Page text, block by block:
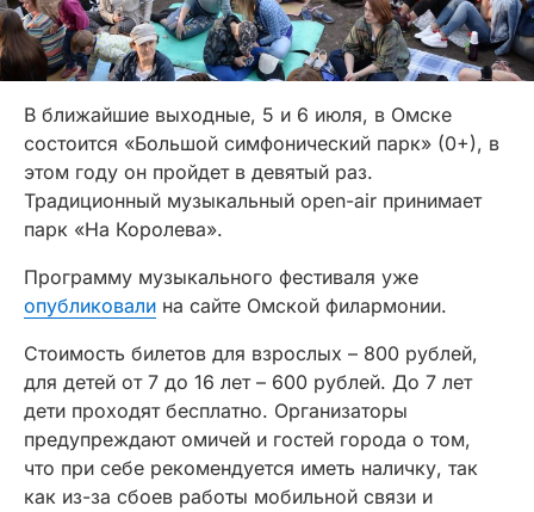
В ближайшие выходные, 5 и 6 июля, в Омске
состоится «Большой симфонический парк» (0+), в
этом году он пройдет в девятый раз.
Традиционный музыкальный open-air принимает
парк «На Королева».
Программу музыкального фестиваля уже
опубликовали на сайте Омской филармонии.
Стоимость билетов для взрослых – 800 рублей,
для детей от 7 до 16 лет – 600 рублей. До 7 лет
дети проходят бесплатно. Организаторы
предупреждают омичей и гостей города о том,
что при себе рекомендуется иметь наличку, так
как из-за сбоев работы мобильной связи и